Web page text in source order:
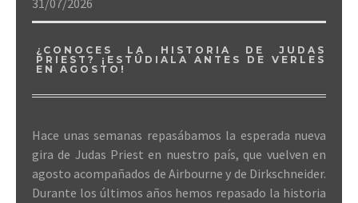
31/07/2026
¿CONOCES LA HISTORIA DE JUDAS
PRIEST? ¡ESTÚDIALA ANTES DE VERLES
EN AGOSTO!
Hace unas semanas repasábamos la esperada nueva
gira de Judas Priest en nuestro país, que vuelven en
agosto acompañados de Airbourne y de Dirkschneider.
Durante los últimos años hemos repasado la historia